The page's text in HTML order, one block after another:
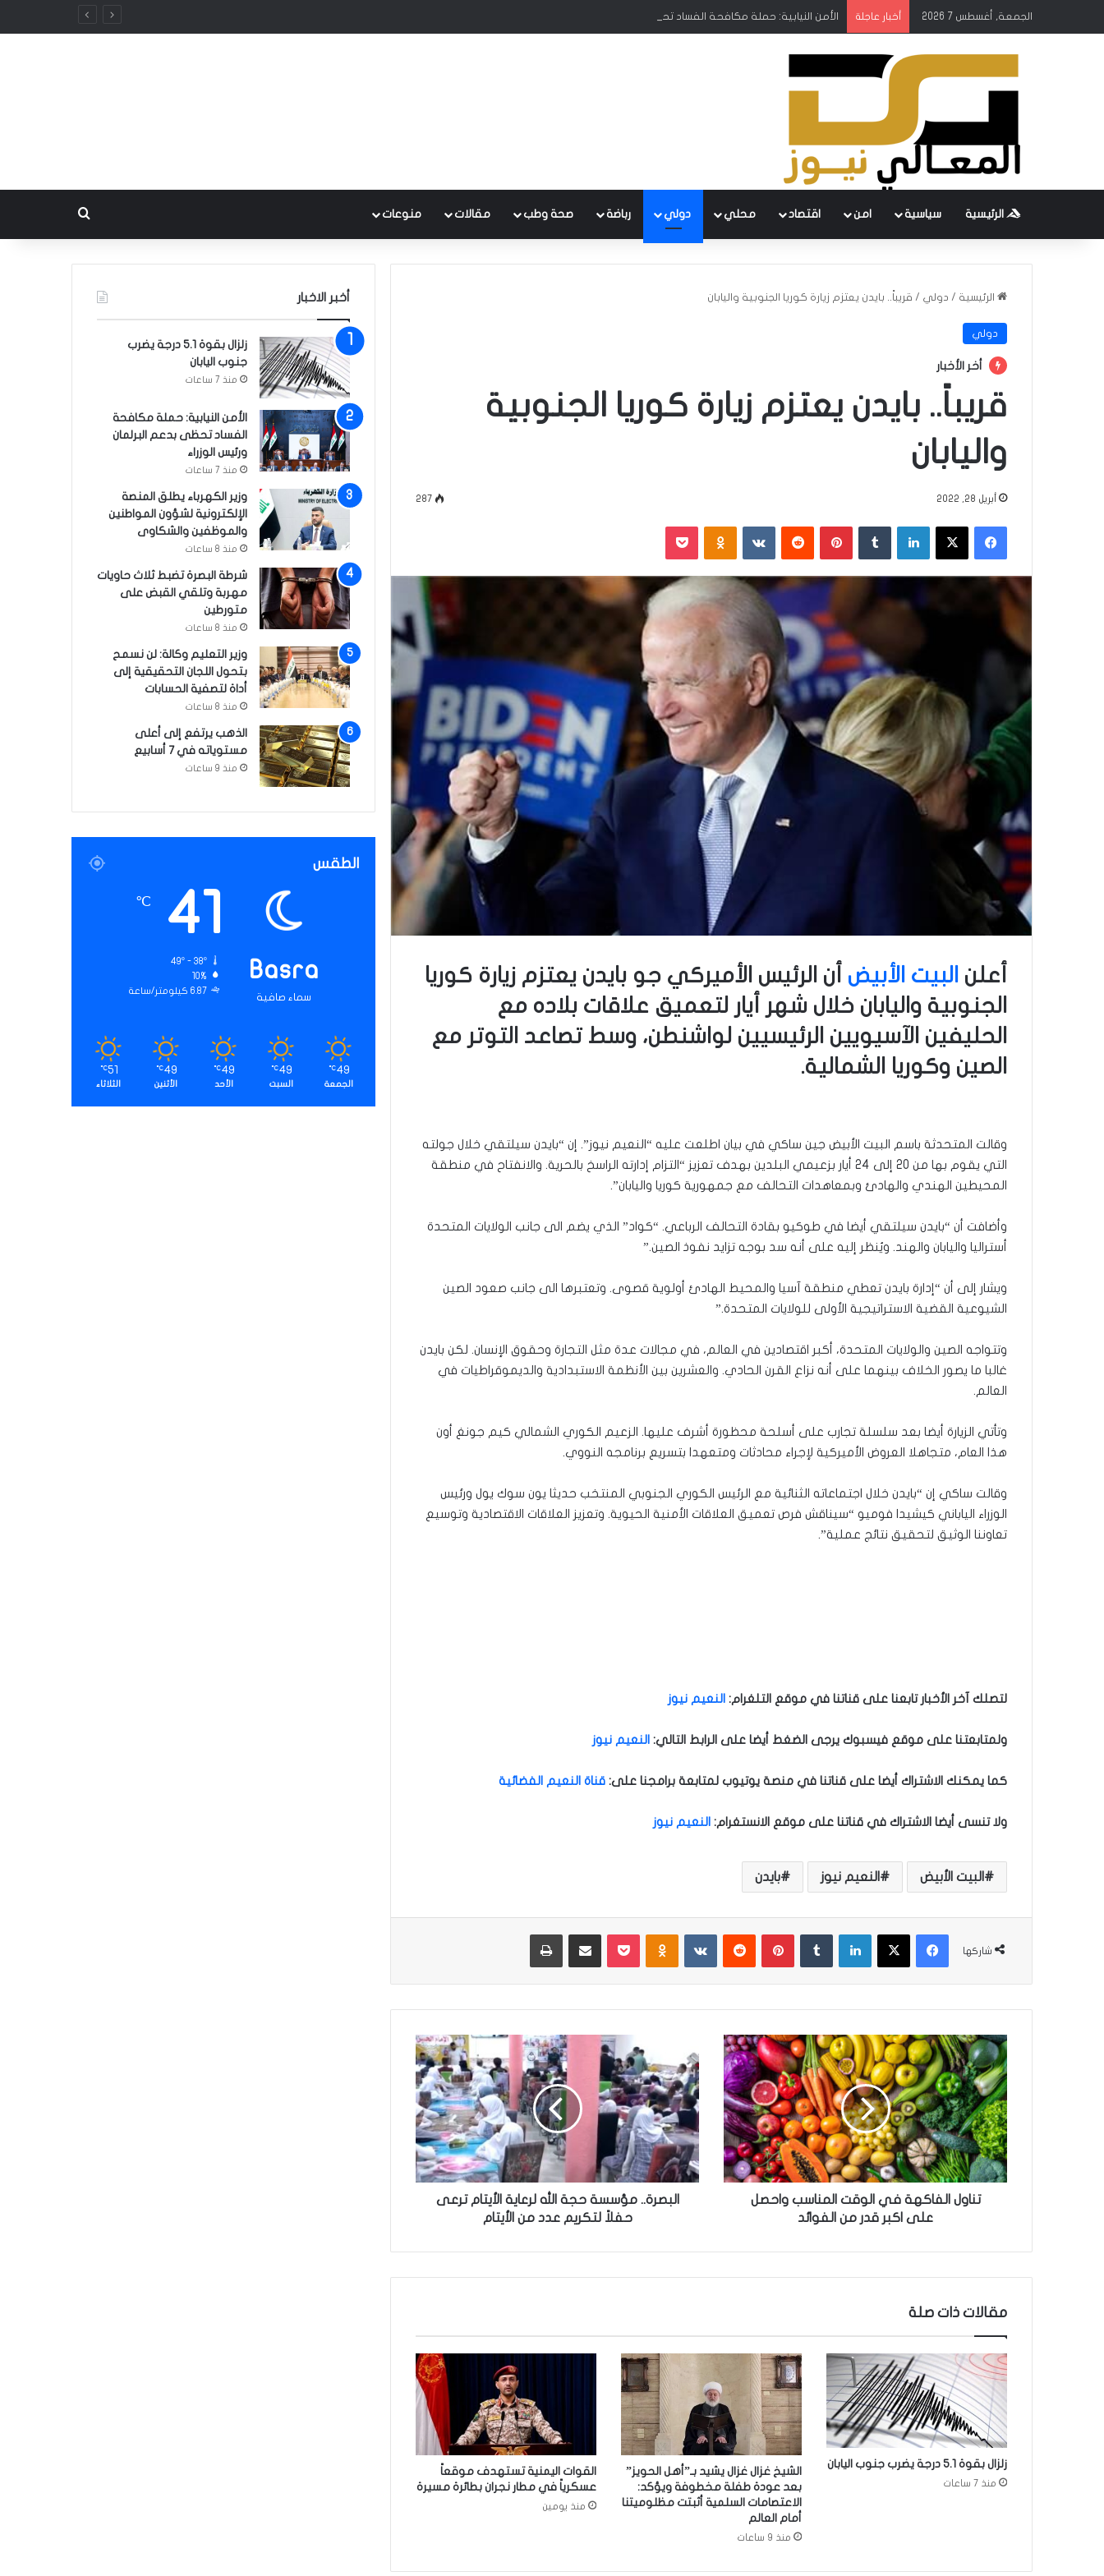
الجمعة, أغسطس 7 2026 أخبار عاجلة الأمن النيابية: حملة مكافحة الفساد تحظى بدعم البرلمان ورئيس الوزراء
الرئيسية سياسية امن اقتصاد محلي دولي رباضة صحة وطب مقالات منوعات
الرئيسية / دولي / قريباً.. بايدن يعتزم زيارة كوريا الجنوبية واليابان
دولي
أخر الأخبار
قريباً.. بايدن يعتزم زيارة كوريا الجنوبية
واليابان
أبريل 28, 2022 287
فيسبوك ‫X لينكدإن بينتيريست ‏VKontakte
أعلن البيت الأبيض أن الرئيس الأميركي جو بايدن يعتزم زيارة كوريا
الجنوبية واليابان خلال شهر أيار لتعميق علاقات بلاده مع
الحليفين الآسيويين الرئيسيين لواشنطن، وسط تصاعد التوتر مع
الصين وكوريا الشمالية.
وقالت المتحدثة باسم البيت الأبيض جين ساكي في بيان اطلعت عليه “النعيم نيوز”. إن “بايدن سيلتقي خلال جولته
التي يقوم بها من 20 إلى 24 أيار بزعيمي البلدين بهدف تعزيز “التزام إدارته الراسخ بالحرية. والانفتاح في منطقة
المحيطين الهندي والهادئ وبمعاهدات التحالف مع جمهورية كوريا واليابان”.
وأضافت أن “بايدن سيلتقي أيضا في طوكيو بقادة التحالف الرباعي. “كواد” الذي يضم الى جانب الولايات المتحدة
أستراليا واليابان والهند. ويُنظر إليه على أنه سد بوجه تزايد نفوذ الصين.”
ويشار إلى أن “إدارة بايدن تعطي منطقة آسيا والمحيط الهادئ أولوية قصوى. وتعتبرها الى جانب صعود الصين
الشيوعية القضية الاستراتيجية الأولى للولايات المتحدة.”
وتتواجه الصين والولايات المتحدة، أكبر اقتصادين في العالم، في مجالات عدة مثل التجارة وحقوق الإنسان. لكن بايدن
غالبا ما يصور الخلاف بينهما على أنه نزاع القرن الحادي. والعشرين بين الأنظمة الاستبدادية والديموقراطيات في
العالم.
وتأتي الزيارة أيضا بعد سلسلة تجارب على أسلحة محظورة أشرف عليها. الزعيم الكوري الشمالي كيم جونغ أون
هذا العام، متجاهلا العروض الأميركية لإجراء محادثات ومتعهدا بتسريع برنامجه النووي.
وقالت ساكي إن “بايدن خلال اجتماعاته الثنائية مع الرئيس الكوري الجنوبي المنتخب حديثا يون سوك يول ورئيس
الوزراء الياباني كيشيدا فوميو “سيناقش فرص تعميق العلاقات الأمنية الحيوية. وتعزيز العلاقات الاقتصادية وتوسيع
تعاوننا الوثيق لتحقيق نتائج عملية”.
لتصلك آخر الأخبار تابعنا على قناتنا في موقع التلغرام: النعيم نيوز
ولمتابعتنا على موقع فيسبوك يرجى الضغط أيضا على الرابط التالي: النعيم نيوز
كما يمكنك الاشتراك أيضا على قناتنا في منصة يوتيوب لمتابعة برامجنا على: قناة النعيم الفضائية
ولا تنسى أيضا الاشتراك في قناتنا على موقع الانستغرام: النعيم نيوز
البيت الأبيض النعيم نيوز بايدن
شاركها
فيسبوك ‫X لينكدإن بينتيريست ‏VKontakte
ت
ن
ا
و
ل
ا
ل
ف
ا
ف
و
ق
ت
ا
م
ن
ا
س
ب
تناول الفاكهة في الوقت المناسب واحصل
على اكبر قدر من الفوائد
ل
ب
ص
ر
ة
.
.
م
ة
ل
ل
ر
ع
ا
ي
ة
ا
ل
البصرة.. مؤسسة حجة الله لرعاية الأيتام ترعى
حفلاً لتكريم عدد من الأيتام
مقالات ذات صلة
زلزال بقوة 5.1 درجة يضرب جنوب اليابان
منذ 7 ساعات
الشيخ غزال غزال يشيد بـ”أهل الحويز”
بعد عودة طفلة مخطوفة ويؤكد:
الاعتصامات السلمية أثبتت مظلوميتنا
أمام العالم
منذ 9 ساعات
القوات اليمنية تستهدف موقعاً
عسكرياً في مطار نجران بطائرة مسيرة
منذ يومين
أخبر الاخبار
زلزال بقوة 5.1 درجة يضرب
جنوب اليابان
منذ 7 ساعات
الأمن النيابية: حملة مكافحة
الفساد تحظى بدعم البرلمان
ورئيس الوزراء
منذ 7 ساعات
وزير الكهرباء يطلق المنصة
الإلكترونية لشؤون المواطنين
والموظفين والشكاوى
منذ 8 ساعات
شرطة البصرة تضبط ثلاث حاويات
مهربة وتلقي القبض على
متورطين
منذ 8 ساعات
وزير التعليم وكالة: لن نسمح
بتحول اللجان التحقيقية إلى
أداة لتصفية الحسابات
منذ 8 ساعات
الذهب يرتفع إلى أعلى
مستوياته في 7 أسابيع
منذ 9 ساعات
الطقس
Basra
سماء صافية
41
℃
49º - 38º
10%
6.87 كيلومتر/ساعة
49
℃
الجمعة
49
℃
السبت
49
℃
الأحد
49
℃
الأثنين
51
℃
الثلاثاء